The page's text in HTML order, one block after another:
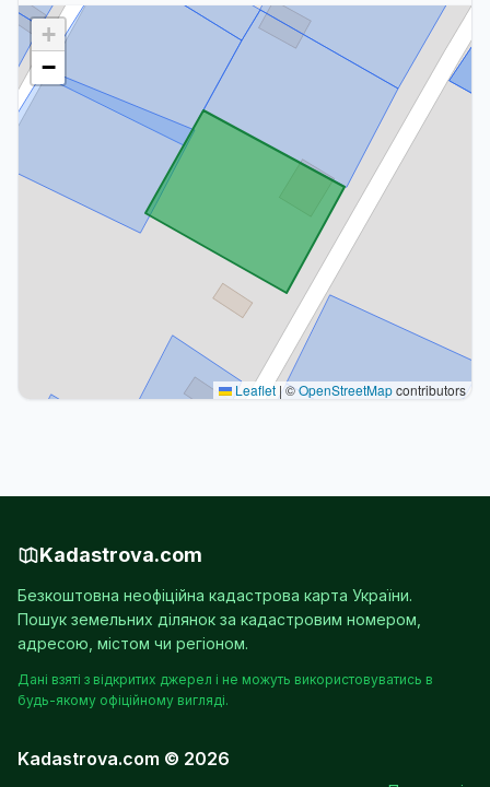
+
−
Leaflet |©OpenStreetMapcontributors
Kadastrova.com
Безкоштовна неофіційна кадастрова карта України.
Пошук земельних ділянок за кадастровим номером,
адресою, містом чи регіоном.
Дані взяті з відкритих джерел і не можуть використовуватись в
будь-якому офіційному вигляді.
Kadastrova.com © 2026